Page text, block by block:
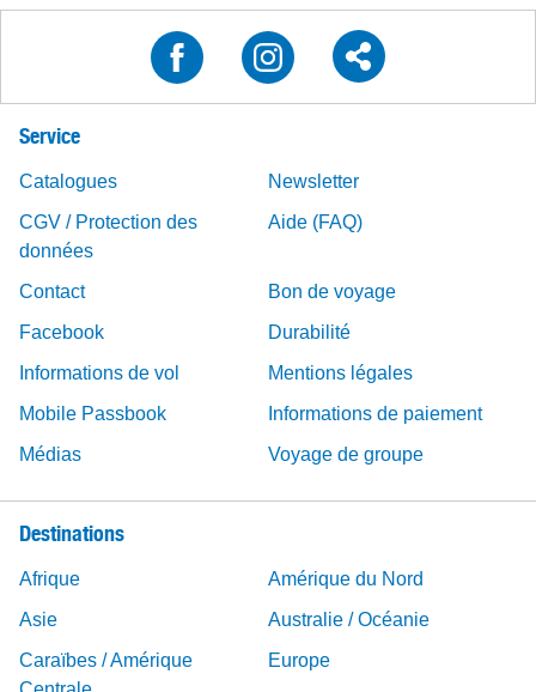
Service
Catalogues
Newsletter
CGV / Protection des
données
Aide (FAQ)
Contact
Bon de voyage
Facebook
Durabilité
Informations de vol
Mentions légales
Mobile Passbook
Informations de paiement
Médias
Voyage de groupe
Destinations
Afrique
Amérique du Nord
Asie
Australie / Océanie
Caraïbes / Amérique
Europe